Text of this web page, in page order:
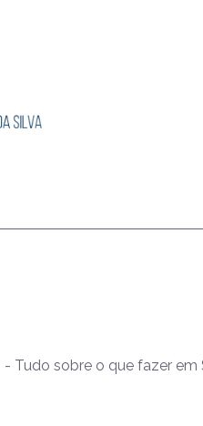
- Tudo sobre o que fazer em